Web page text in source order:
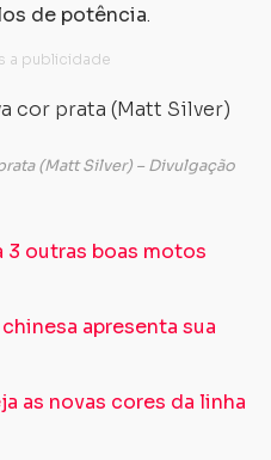
de potência.
(Matt Silver) – Divulgação
3 outras boas motos
apresenta sua
as novas cores da linha